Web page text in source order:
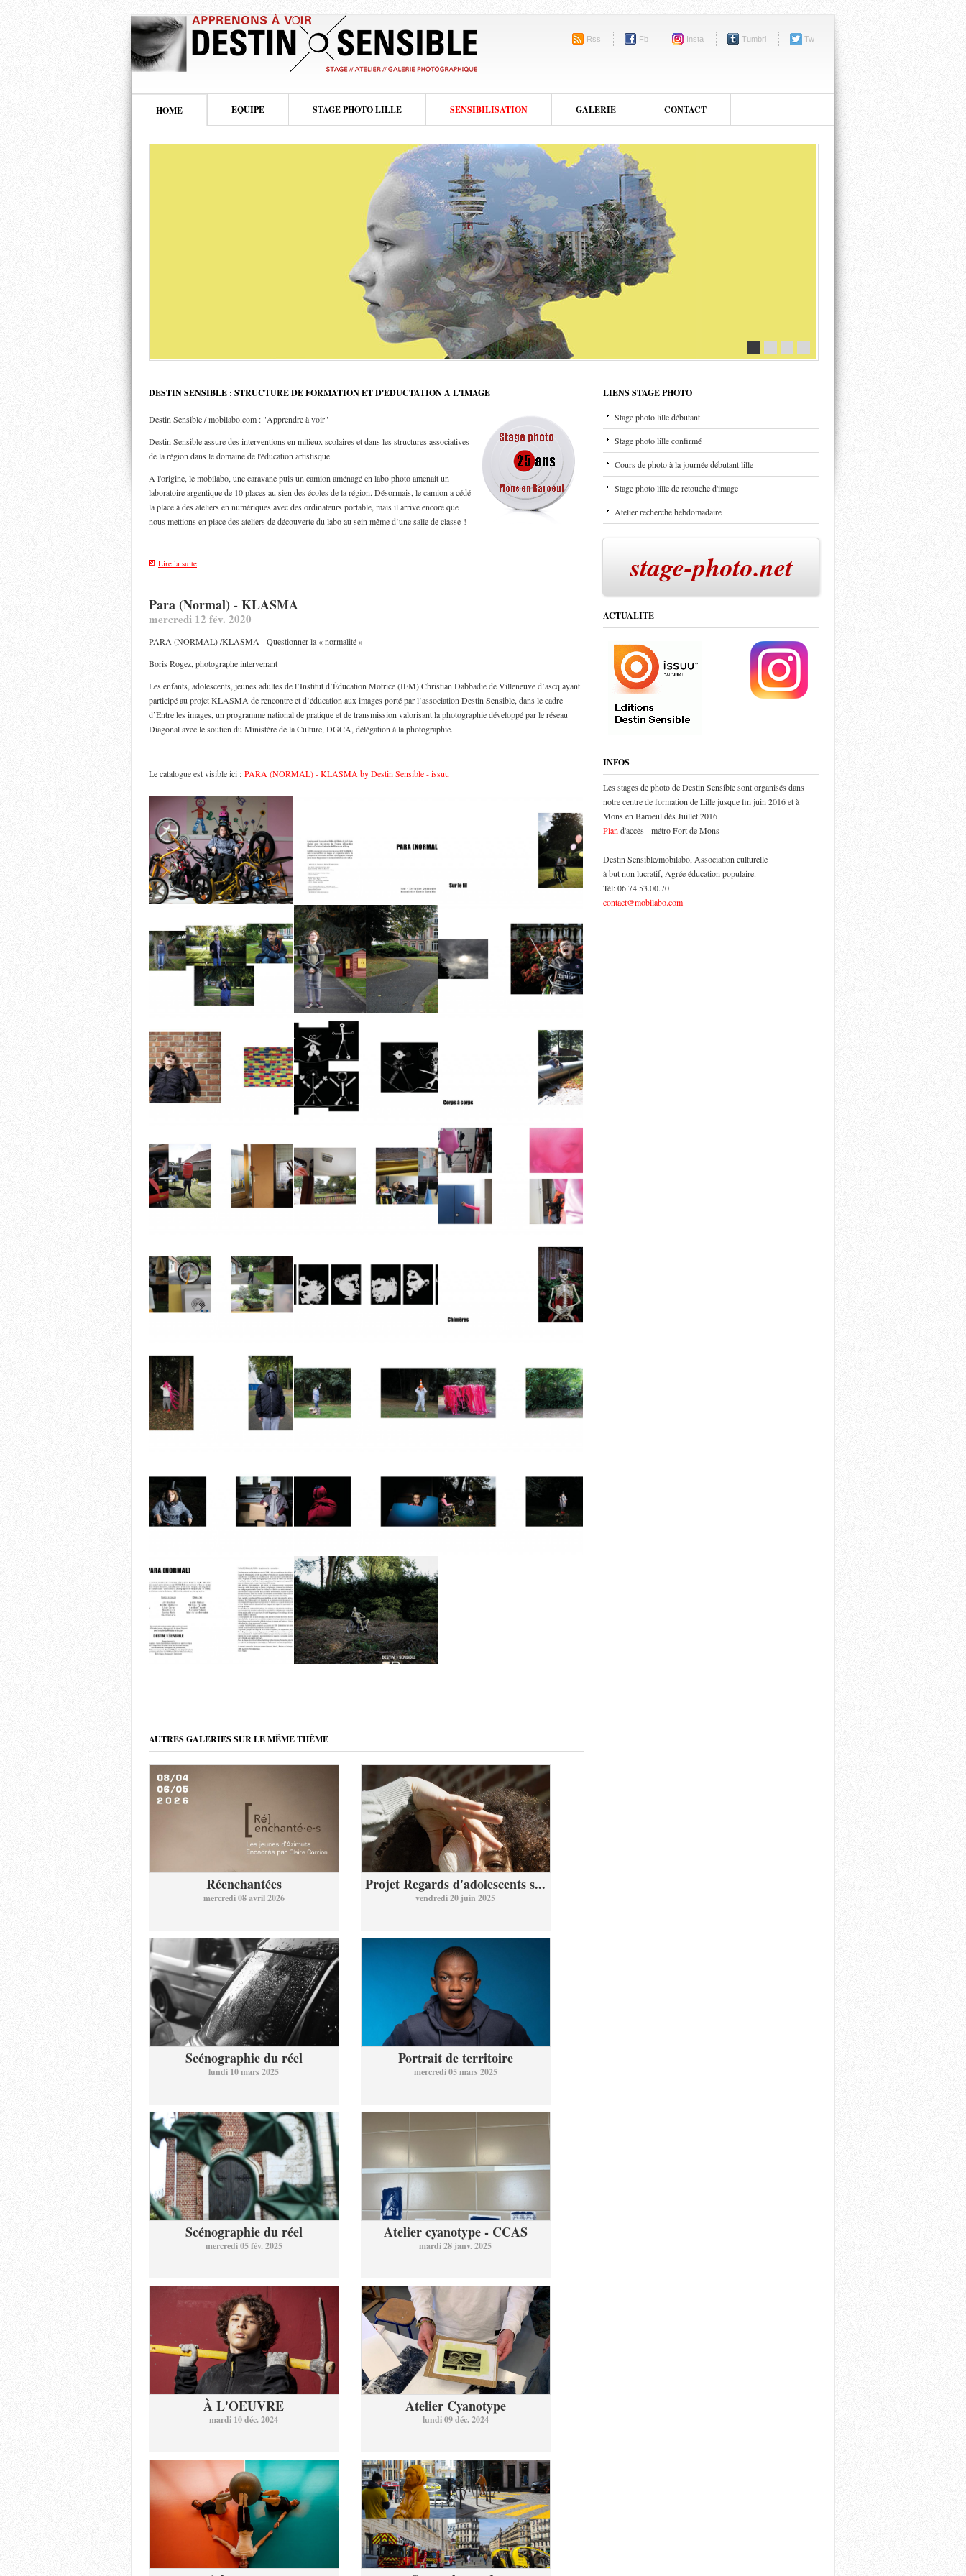
Rss Fb Insta Tumbrl Tw
HOME EQUIPE STAGE PHOTO LILLE SENSIBILISATION GALERIE CONTACT
DESTIN SENSIBLE : STRUCTURE DE FORMATION ET D'EDUCTATION A L'IMAGE
Destin Sensible / mobilabo.com : "Apprendre à voir"
Destin Sensible assure des interventions en milieux scolaires et dans les structures associatives
de la région dans le domaine de l'éducation artistisque.
A l'origine, le mobilabo, une caravane puis un camion aménagé en labo photo amenait un
laboratoire argentique de 10 places au sien des écoles de la région. Désormais, le camion a cédé
la place à des ateliers en numériques avec des ordinateurs portable, mais il arrive encore que
nous mettions en place des ateliers de découverte du labo au sein même d’une salle de classe !
Lire la suite
Para (Normal) - KLASMA
mercredi 12 fév. 2020
PARA (NORMAL) /KLASMA - Questionner la « normalité »
Boris Rogez, photographe intervenant
Les enfants, adolescents, jeunes adultes de l’Institut d’Éducation Motrice (IEM) Christian Dabbadie de Villeneuve d’ascq ayant
participé au projet KLASMA de rencontre et d’éducation aux images porté par l’association Destin Sensible, dans le cadre
d’Entre les images, un programme national de pratique et de transmission valorisant la photographie développé par le réseau
Diagonal avec le soutien du Ministère de la Culture, DGCA, délégation à la photographie.
Le catalogue est visible ici : PARA (NORMAL) - KLASMA by Destin Sensible - issuu
AUTRES GALERIES SUR LE MÊME THÈME
Réenchantées
mercredi 08 avril 2026
Projet Regards d'adolescents s...
vendredi 20 juin 2025
Scénographie du réel
lundi 10 mars 2025
Portrait de territoire
mercredi 05 mars 2025
Scénographie du réel
mercredi 05 fév. 2025
Atelier cyanotype - CCAS
mardi 28 janv. 2025
À L'OEUVRE
mardi 10 déc. 2024
Atelier Cyanotype
lundi 09 déc. 2024
LIENS STAGE PHOTO
Stage photo lille débutant
Stage photo lille confirmé
Cours de photo à la journée débutant lille
Stage photo lille de retouche d'image
Atelier recherche hebdomadaire
stage-photo.net
ACTUALITE
INFOS
Les stages de photo de Destin Sensible sont organisés dans
notre centre de formation de Lille jusque fin juin 2016 et à
Mons en Baroeul dès Juillet 2016
Plan d'accès - métro Fort de Mons
Destin Sensible/mobilabo, Association culturelle
à but non lucratif, Agrée éducation populaire.
Tél: 06.74.53.00.70
contact@mobilabo.com